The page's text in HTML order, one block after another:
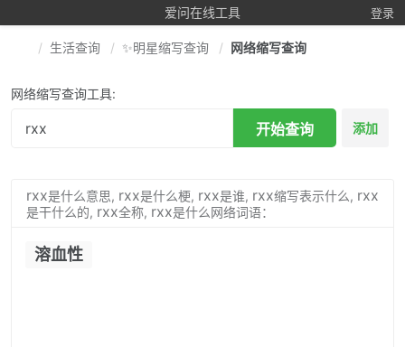
爱问在线工具 登录
生活查询 ✨明星缩写查询 网络缩写查询
网络缩写查询工具:
开始查询 添加
rxx是什么意思, rxx是什么梗, rxx是谁, rxx缩写表示什么, rxx
是干什么的, rxx全称, rxx是什么网络词语：
溶血性